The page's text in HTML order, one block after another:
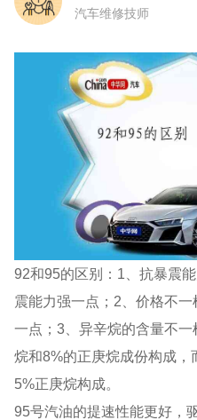
汽车维修技师
92和95的区别：1、抗暴震
震能力强一点；2、价格不
一点；3、异辛烷的含量不
烷和8%的正庚烷成份构成
5%正庚烷构成。
95号汽油的提速性能更好，